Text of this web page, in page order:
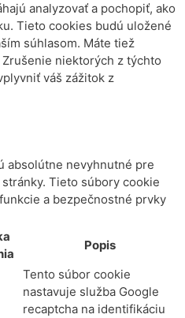
analyzovať a pochopiť, ako
Tieto cookies budú uložené
súhlasom. Máte tiež
niektorých z týchto
váš zážitok z
absolútne nevyhnutné pre
Tieto súbory cookie
a bezpečnostné prvky
Popis
Tento súbor cookie
nastavuje služba Google
recaptcha na identifikáciu